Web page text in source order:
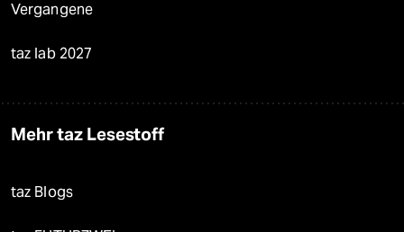
Vergangene
taz lab 2027
Mehr taz Lesestoff
taz Blogs